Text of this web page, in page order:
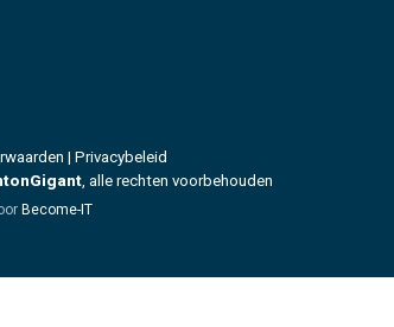
| Privacybeleid
, alle rechten voorbehouden
Become-IT